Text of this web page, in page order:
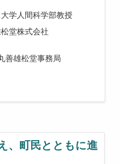
人間科学部教授
株式会社
善雄松堂事務局
、町民とともに進